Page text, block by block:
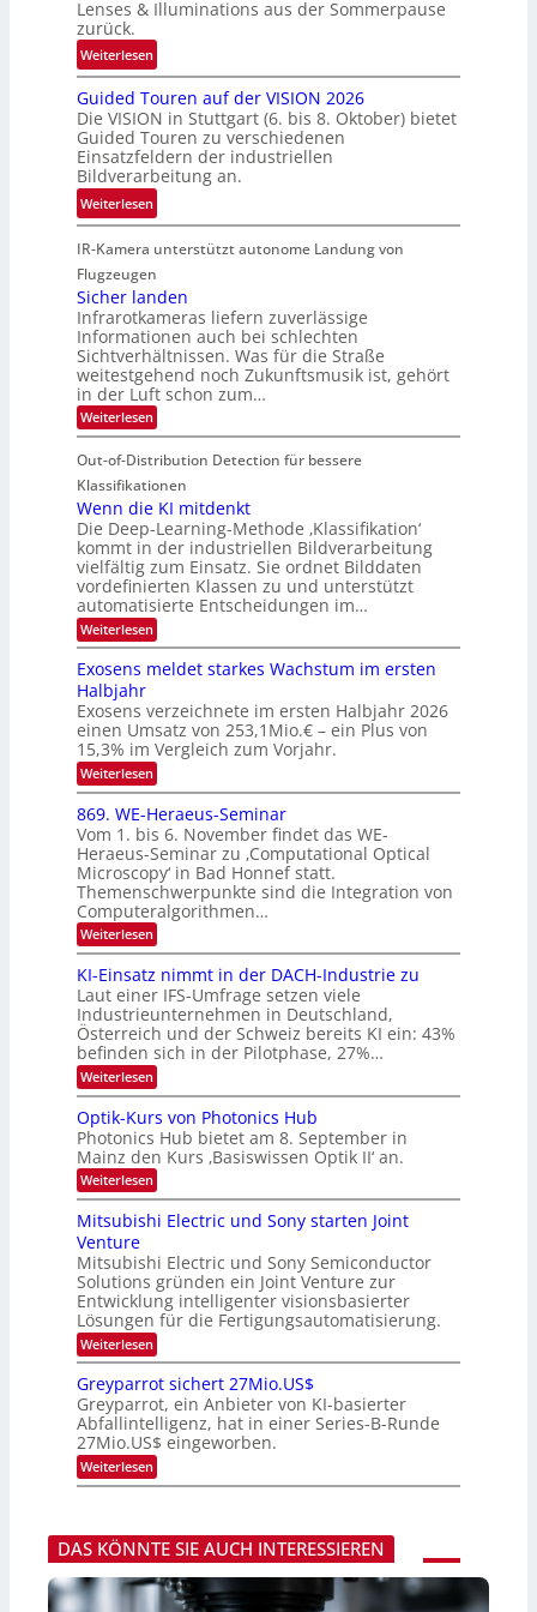
e
c
h
i
k
t
i
s
c
h
e
n
4
K
-
M
e
m
s
u
n
d
M
a
n
t
i
S
p
e
c
t
r
g
r
e
z
t
e
M
ö
g
l
i
c
h
k
e
i
t
e
Lenses & Illuminations aus der Sommerpause
zurück.
Weiterlesen:
R
ü
c
k
k
e
h
d
e
r
i
n
V
I
S
I
O
N
T
e
c
h
T
a
l
k
Guided Touren auf der VISION 2026
Die VISION in Stuttgart (6. bis 8. Oktober) bietet
Guided Touren zu verschiedenen
Einsatzfeldern der industriellen
Bildverarbeitung an.
Weiterlesen:
G
u
i
d
e
d
T
o
u
r
u
d
e
r
V
S
O
N
2
0
2
6
IR-Kamera unterstützt autonome Landung von
Flugzeugen
Sicher landen
Infrarotkameras liefern zuverlässige
Informationen auch bei schlechten
Sichtverhältnissen. Was für die Straße
weitestgehend noch Zukunftsmusik ist, gehört
in der Luft schon zum…
Weiterlesen:
S
c
h
l
a
n
d
e
n
Out-of-Distribution Detection für bessere
Klassifikationen
Wenn die KI mitdenkt
Die Deep-Learning-Methode ‚Klassifikation‘
kommt in der industriellen Bildverarbeitung
vielfältig zum Einsatz. Sie ordnet Bilddaten
vordefinierten Klassen zu und unterstützt
automatisierte Entscheidungen im…
Weiterlesen:
W
n
d
i
e
K
I
m
i
t
d
e
n
k
t
Exosens meldet starkes Wachstum im ersten
Halbjahr
Exosens verzeichnete im ersten Halbjahr 2026
einen Umsatz von 253,1Mio.€ – ein Plus von
15,3% im Vergleich zum Vorjahr.
Weiterlesen:
E
x
o
s
e
n
s
m
e
l
d
e
t
s
t
a
r
k
e
W
a
c
h
s
u
i
m
e
r
s
t
e
n
H
a
l
b
j
a
869. WE-Heraeus-Seminar
Vom 1. bis 6. November findet das WE-
Heraeus-Seminar zu ‚Computational Optical
Microscopy‘ in Bad Honnef statt.
Themenschwerpunkte sind die Integration von
Computeralgorithmen…
Weiterlesen:
8
9
.
W
E
-
H
e
r
a
e
u
s
-
S
e
n
a
r
KI-Einsatz nimmt in der DACH-Industrie zu
Laut einer IFS-Umfrage setzen viele
Industrieunternehmen in Deutschland,
Österreich und der Schweiz bereits KI ein: 43%
befinden sich in der Pilotphase, 27%…
Weiterlesen:
K
-
E
i
n
s
t
n
m
m
t
i
n
d
e
r
D
A
C
H
d
u
s
Optik-Kurs von Photonics Hub
Photonics Hub bietet am 8. September in
Mainz den Kurs ‚Basiswissen Optik II‘ an.
Weiterlesen:
O
p
t
k
-
K
u
r
s
v
o
n
P
h
o
t
o
c
s
H
u
Mitsubishi Electric und Sony starten Joint
Venture
Mitsubishi Electric und Sony Semiconductor
Solutions gründen ein Joint Venture zur
Entwicklung intelligenter visionsbasierter
Lösungen für die Fertigungsautomatisierung.
Weiterlesen:
M
t
s
u
b
i
s
h
l
e
c
Greyparrot sichert 27Mio.US$
Greyparrot, ein Anbieter von KI-basierter
Abfallintelligenz, hat in einer Series-B-Runde
27Mio.US$ eingeworben.
Weiterlesen:
G
y
p
a
r
DAS KÖNNTE SIE AUCH INTERESSIEREN